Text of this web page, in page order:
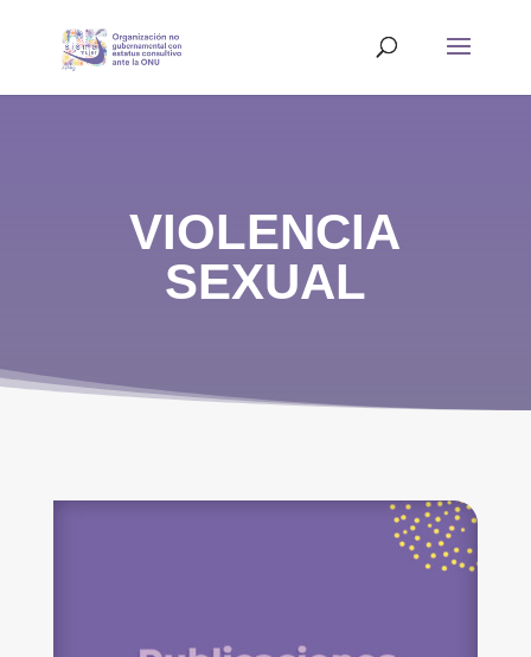
VIOLENCIA
SEXUAL